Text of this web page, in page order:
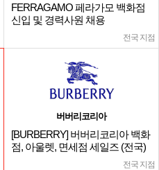
FERRAGAMO 페라가모 백화점
신입 및 경력사원 채용
전국 지점
버버리코리아
[BURBERRY] 버버리코리아 백화
점, 아울렛, 면세점 세일즈 (전국)
전국 지점